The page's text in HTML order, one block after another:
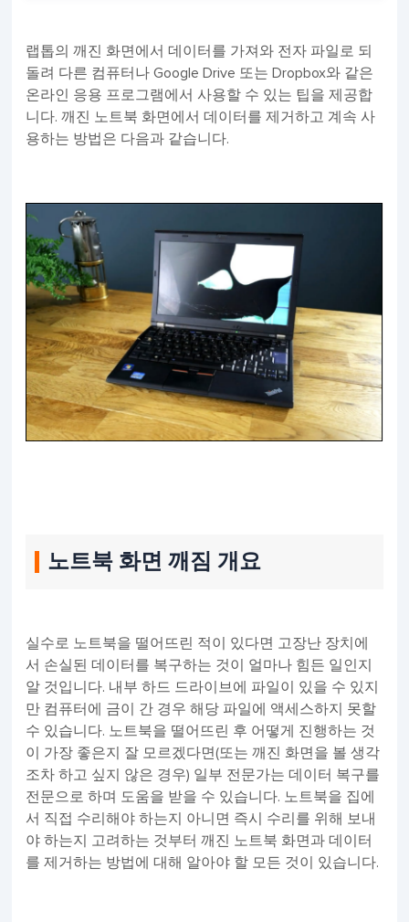
랩톱의 깨진 화면에서 데이터를 가져와 전자 파일로 되
돌려 다른 컴퓨터나 Google Drive 또는 Dropbox와 같은
온라인 응용 프로그램에서 사용할 수 있는 팁을 제공합
니다. 깨진 노트북 화면에서 데이터를 제거하고 계속 사
용하는 방법은 다음과 같습니다.
노트북 화면 깨짐 개요
실수로 노트북을 떨어뜨린 적이 있다면 고장난 장치에
서 손실된 데이터를 복구하는 것이 얼마나 힘든 일인지
알 것입니다. 내부 하드 드라이브에 파일이 있을 수 있지
만 컴퓨터에 금이 간 경우 해당 파일에 액세스하지 못할
수 있습니다. 노트북을 떨어뜨린 후 어떻게 진행하는 것
이 가장 좋은지 잘 모르겠다면(또는 깨진 화면을 볼 생각
조차 하고 싶지 않은 경우) 일부 전문가는 데이터 복구를
전문으로 하며 도움을 받을 수 있습니다. 노트북을 집에
서 직접 수리해야 하는지 아니면 즉시 수리를 위해 보내
야 하는지 고려하는 것부터 깨진 노트북 화면과 데이터
를 제거하는 방법에 대해 알아야 할 모든 것이 있습니다.